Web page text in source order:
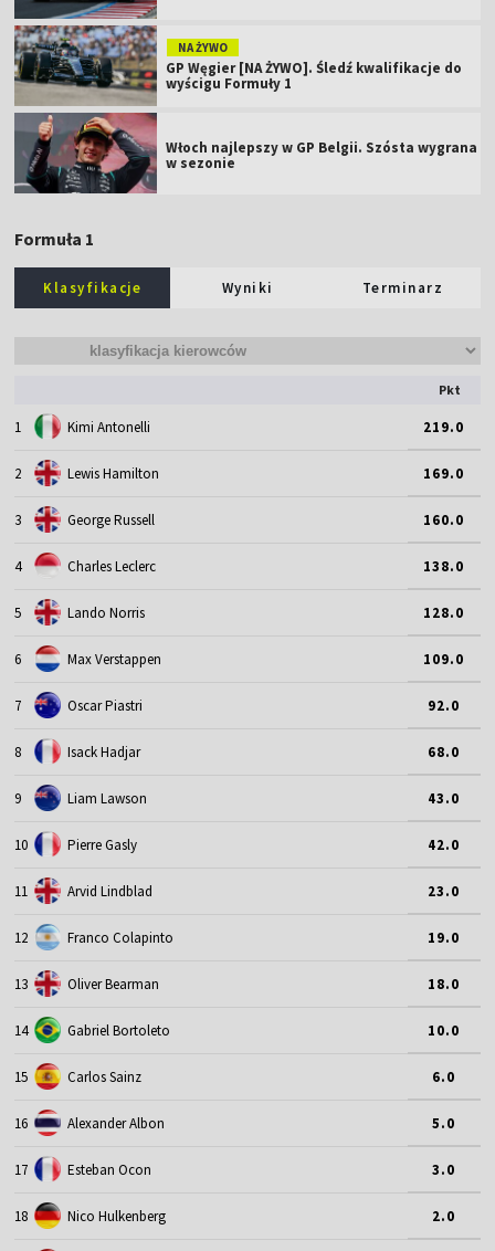
NA ŻYWO
GP Węgier [NA ŻYWO]. Śledź kwalifikacje do
wyścigu Formuły 1
Włoch najlepszy w GP Belgii. Szósta wygrana
w sezonie
Formuła 1
Klasyfikacje Wyniki Terminarz
Pkt
1 Kimi Antonelli 219.0
2 Lewis Hamilton 169.0
3 George Russell 160.0
4 Charles Leclerc 138.0
5 Lando Norris 128.0
6 Max Verstappen 109.0
7 Oscar Piastri 92.0
8 Isack Hadjar 68.0
9 Liam Lawson 43.0
10 Pierre Gasly 42.0
11 Arvid Lindblad 23.0
12 Franco Colapinto 19.0
13 Oliver Bearman 18.0
14 Gabriel Bortoleto 10.0
15 Carlos Sainz 6.0
16 Alexander Albon 5.0
17 Esteban Ocon 3.0
18 Nico Hulkenberg 2.0